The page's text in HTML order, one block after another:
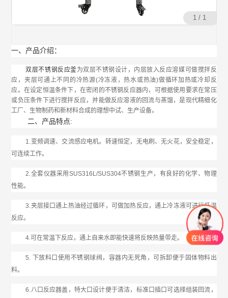
1 / 1
一、产品介绍：
双层不锈钢 反应釜为双层不锈钢设计，内层放入反应溶媒可做搅拌反
应，夹层可通上不同的冷热源(冷冻液，热水或热油)做循环加热或冷却反
应。在设定恒温条件下，在密闭的不锈钢反应器内，可根据使用要求在常压
或负压条件下进行搅拌反应，并能做反应溶液的回流与蒸馏，是现代精细化
工厂、生物制药和新材料合成的理想中试、生产设备。
二、 产品特点:
1.变频调速、交流感应电机。转速恒定，无电刷、无火花，安全稳定，
可连续工作。
2.全套仪器采用SUS316L/SUS304不锈钢生产，有良好的化学、物理
性能。
3.夹层接口通上热油经过循环，可做加热反应，通上冷冻液可进行低温
反应。
4.可在常温下反应，通上自来水即能快速将反映热量带走。
5. 下放料口使用不锈钢球阀，容器内无死角，可拆卸便于固体物料出
料。
6.八口反应器盖，特大口设计便于清洁，标准口插口可选择组装回流，